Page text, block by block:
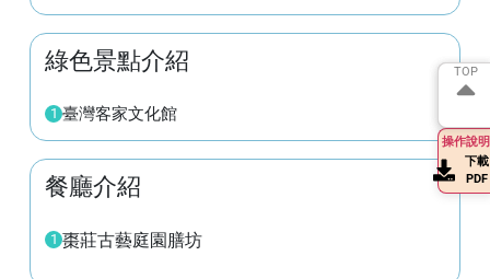
綠色景點介紹
1 臺灣客家文化館
餐廳介紹
1 棗莊古藝庭園膳坊
TOP
操作說明
下載
PDF
TOP